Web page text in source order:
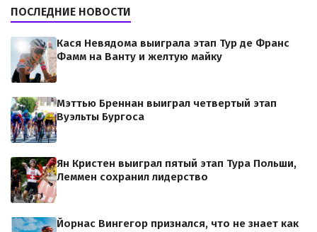
ПОСЛЕДНИЕ НОВОСТИ
Кася Невядома выиграла этап Тур де Франс
Фамм на Ванту и желтую майку
Мэттью Бреннан выиграл четвертый этап
Вуэльты Бургоса
Ян Кристен выиграл пятый этап Тура Польши,
Леммен сохранил лидерство
Йорнас Вингегор признался, что не знает как